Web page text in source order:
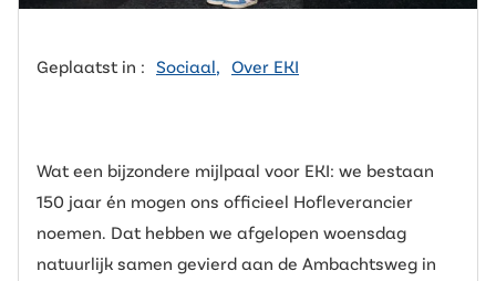
Geplaatst in : Sociaal Over EKI
Wat een bijzondere mijlpaal voor EKI: we bestaan
150 jaar én mogen ons officieel Hofleverancier
noemen. Dat hebben we afgelopen woensdag
natuurlijk samen gevierd aan de Ambachtsweg in